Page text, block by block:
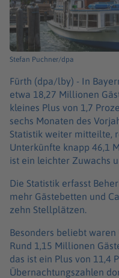
Stefan Puchner/dpa
Fürth (dpa/lby) - In
etwa 18,27 Millionen
kleines Plus von 1,7
sechs Monaten des
Statistik weiter mitteilte,
Unterkünfte knapp 46,1
ist ein leichter Zuwachs
Die Statistik erfasst
mehr Gästebetten und
zehn Stellplätzen.
Besonders beliebt
Rund 1,15 Millionen
das ist ein Plus von 11,4
Übernachtungszahlen